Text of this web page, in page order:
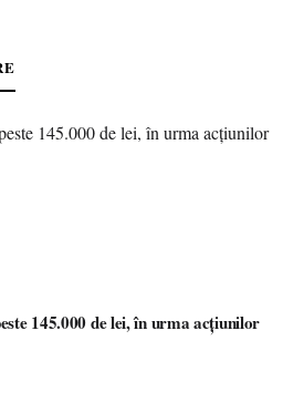
145.000 de lei, în urma acțiunilor